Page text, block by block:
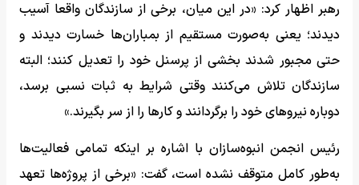
رهبر اظهار کرد: «در این میان، برخی از سازندگان واقعا آسیب
دیدند؛ یعنی به‌صورت مستقیم از بمباران‌ها خسارت دیدند و
حتی مجبور شدند بخشی از پرسنل خود را تعدیل کنند؛ البته
سازندگان تلاش می‌کنند وقتی شرایط به ثبات نسبی برسد،
دوباره نیروهای خود را برگردانند و کارها را از سر بگیرند.»
رئیس انجمن انبوه‌سازان با اشاره بر اینکه تمامی فعالیت‌ها
به‌طور کامل متوقف نشده است، گفت: «برخی از پروژه‌ها تعهد